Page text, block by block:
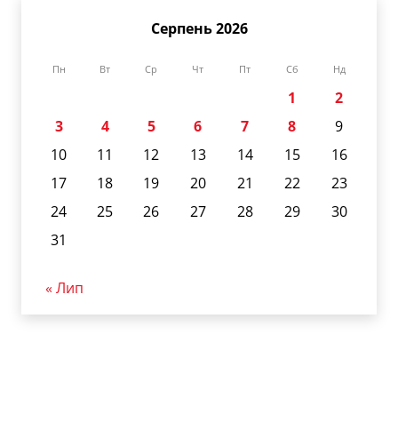
Серпень 2026
Пн Вт Ср Чт Пт Сб Нд
1
2
3
4 5 6 7 8
9
10
11 12 13 14 15
16
17
18 19 20 21 22
23
24
25 26 27 28 29
30
31
« Лип